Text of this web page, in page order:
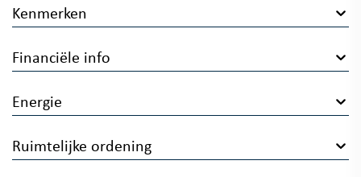
Kenmerken
Financiële info
Energie
Ruimtelijke ordening